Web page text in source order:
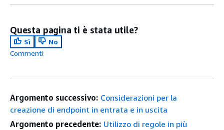
Questa pagina ti è stata utile?
Sì
No
Commenti
Argomento successivo: Considerazioni per la
creazione di endpoint in entrata e in uscita
Argomento precedente: Utilizzo di regole in più